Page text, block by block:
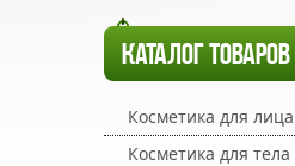
КАТАЛОГ ТОВАРОВ
Косметика для лица
Косметика для тела